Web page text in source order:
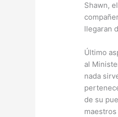
Shawn,
llegaran
Último
al
nada
de su